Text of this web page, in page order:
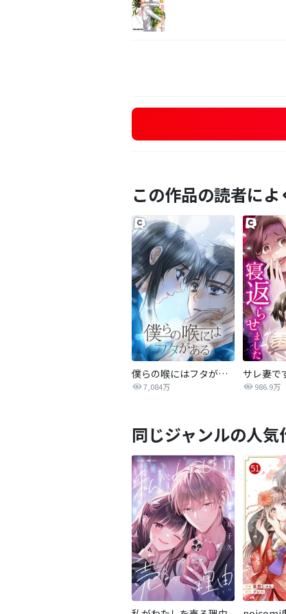
この作品の読者に
僕らの喉にはフタがある
7,084万 986.9万
同じジャンルの人気